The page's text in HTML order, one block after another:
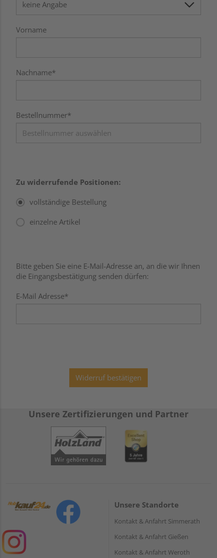
Vorname
Nachname*
Bestellnummer*
Zu widerrufende Positionen:
vollständige Bestellung
einzelne Artikel
Bitte geben Sie eine E-Mail-Adresse an, an die wir Ihnen
die Eingangsbestätigung senden dürfen:
E-Mail Adresse*
Widerruf bestätigen
Unsere Zertifizierungen und Partner
Unsere Standorte
Kontakt & Anfahrt Simmerath
Kontakt & Anfahrt Gießen
Kontakt & Anfahrt Weroth